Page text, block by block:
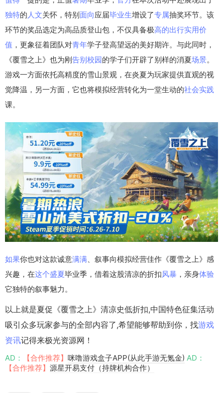
独特的 人文关怀，特别面向应届毕业生增设了专属抽奖环节。该
环节的奖品选定为高品质登山包，不仅具备极高的出行实用价
值 ，更象征着团队对青年学子登高望远的美好期许。与此同时，
《覆雪之上》也为刚告别校园的学子们开辟了别样的消夏场景。
游戏一方面依托高精度的雪山景观，在炎夏为玩家提供直观的视
觉降温，另一方面，它也将模拟经营转化为一堂生动的社会实践
课。
如果你也对这款诚意满满、叙事向模拟经营佳作《覆雪之上》感
兴趣，在这个盛夏毕业季，借着这股清凉的折扣风暴 ，亲身体验
它独特的叙事魅力。
以上就是夏促《覆雪之上》清凉史低折扣,中国特色征集活动
吸引众多玩家参与的全部内容了,希望能够帮助到你，找游戏
资讯记得来极光资源网！
AD： 【合作推荐】 咪噜游戏盒子APP(从此手游无氪金) AD：
【合作推荐】 源星开易支付（持牌机构合作）